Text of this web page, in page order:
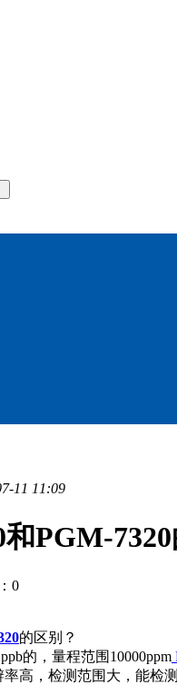
11 11:09
PGM-
0
的区别？
的，量程范围10000ppm
率高，检测范围大，能检